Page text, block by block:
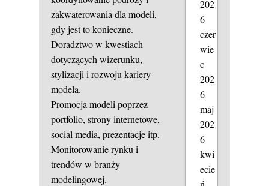
zakwaterowania dla modeli,
gdy jest to konieczne.
Doradztwo w kwestiach
dotyczących wizerunku,
stylizacji i rozwoju kariery
modela.
Promocja modeli poprzez
portfolio, strony internetowe,
social media, prezentacje itp.
Monitorowanie rynku i
trendów w branży
modelingowej.
202
6
czer
wie
c
202
6
maj
202
6
kwi
ecie